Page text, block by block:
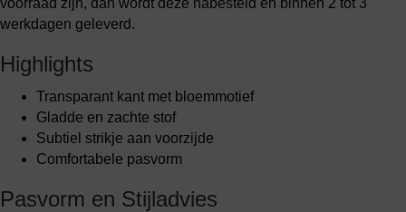
voorraad zijn, dan wordt deze nabesteld en binnen 2 tot 3
werkdagen geleverd.
Highlights
Transparant kant met bloemmotief
Gladde en zachte stof
Subtiel strikje aan voorzijde
Comfortabele pasvorm
Pasvorm en Stijladvies